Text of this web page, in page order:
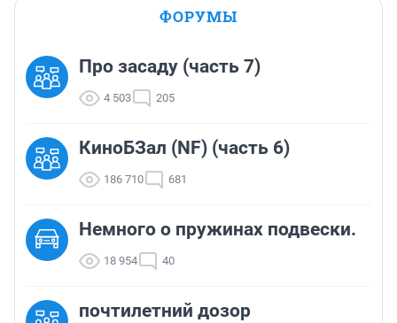
ФОРУМЫ
Про засаду (часть 7)
4 503 205
КиноБЗал (NF) (часть 6)
186 710 681
Немного о пружинах подвески.
18 954 40
почтилетний дозор